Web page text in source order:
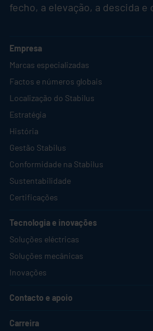
fecho, a elevação, a descida e
Empresa
Marcas especializadas
Factos e números globais
Localização do Stabilus
Estratégia
História
Gestão Stabilus
Conformidade na Stabilus
Sustentabilidade
Certificações
Tecnologia e inovações
Soluções eléctricas
Soluções mecânicas
Inovações
Contacto e apoio
Carreira